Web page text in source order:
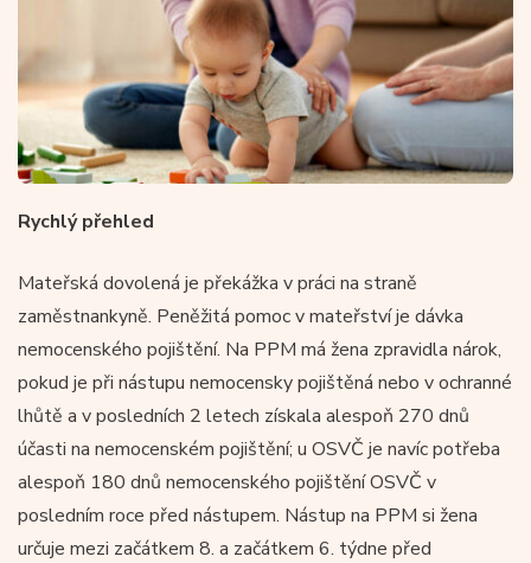
Rychlý přehled
Mateřská dovolená je překážka v práci na straně
zaměstnankyně. Peněžitá pomoc v mateřství je dávka
nemocenského pojištění. Na PPM má žena zpravidla nárok,
pokud je při nástupu nemocensky pojištěná nebo v ochranné
lhůtě a v posledních 2 letech získala alespoň 270 dnů
účasti na nemocenském pojištění; u OSVČ je navíc potřeba
alespoň 180 dnů nemocenského pojištění OSVČ v
posledním roce před nástupem. Nástup na PPM si žena
určuje mezi začátkem 8. a začátkem 6. týdne před